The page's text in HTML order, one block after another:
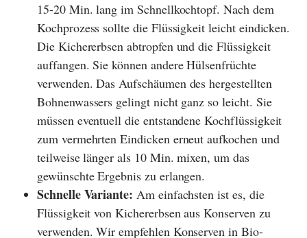
15-20 Min. lang im Schnellkochtopf. Nach dem
Kochprozess sollte die Flüssigkeit leicht eindicken.
Die Kichererbsen abtropfen und die Flüssigkeit
auffangen. Sie können andere Hülsenfrüchte
verwenden. Das Aufschäumen des hergestellten
Bohnenwassers gelingt nicht ganz so leicht. Sie
müssen eventuell die entstandene Kochflüssigkeit
zum vermehrten Eindicken erneut aufkochen und
teilweise länger als 10 Min. mixen, um das
gewünschte Ergebnis zu erlangen.
Schnelle Variante: Am einfachsten ist es, die
Flüssigkeit von Kichererbsen aus Konserven zu
verwenden. Wir empfehlen Konserven in Bio-